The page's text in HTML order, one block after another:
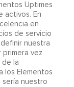
Uptimes
activos. En
en
de servicio
nuestra
primera vez
de la
los Elementos
nuestro